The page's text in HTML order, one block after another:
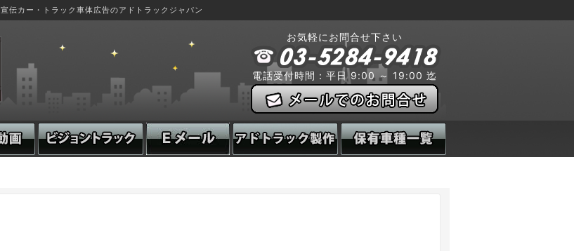
宣伝カー・トラック車体広告のアドトラックジャパン
お気軽にお問合せ下さい
電話受付時間：平日 9:00 ～ 19:00 迄